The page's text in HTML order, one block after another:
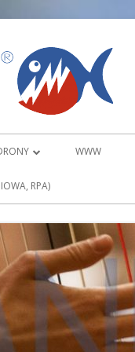
3D
ORTOFOTOMAPY
WWW
RPA)